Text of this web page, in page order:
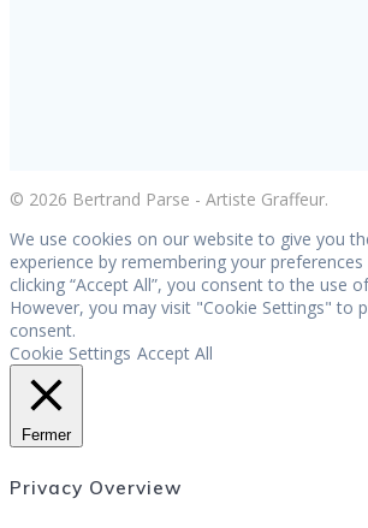
© 2026 Bertrand Parse - Artiste Graffeur.
We use cookies on our website to give you
experience by remembering your
clicking “Accept All”, you consent to the use
However, you may visit "Cookie Settings" to
consent.
Cookie Settings Accept All
Fermer
Privacy Overview